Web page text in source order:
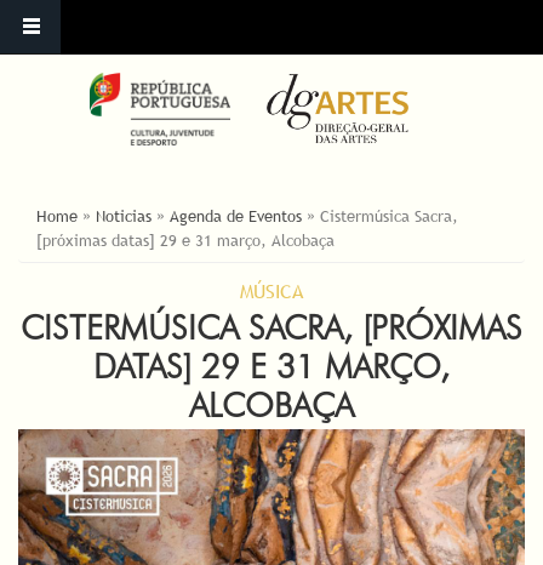
ESTÁ AQUI
Home » Noticias » Agenda de Eventos » Cistermúsica Sacra,
[próximas datas] 29 e 31 março, Alcobaça
MÚSICA
CISTERMÚSICA SACRA, [PRÓXIMAS
DATAS] 29 E 31 MARÇO,
ALCOBAÇA